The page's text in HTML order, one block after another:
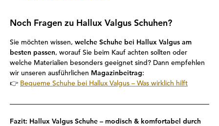
Noch Fragen zu Hallux Valgus Schuhen?
Sie möchten wissen, welche Schuhe bei Hallux Valgus am
besten passen, worauf Sie beim Kauf achten sollten oder
welche Materialien besonders geeignet sind? Dann empfehlen
wir unseren ausführlichen Magazinbeitrag:
👉 Bequeme Schuhe bei Hallux Valgus – Was wirklich hilft
Fazit: Hallux Valgus Schuhe – modisch & komfortabel durch